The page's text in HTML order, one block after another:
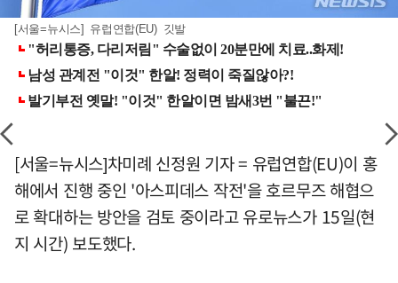
[서울=뉴시스] 유럽연합(EU) 깃발
[서울=뉴시스]차미례 신정원 기자 = 유럽연합(EU)이 홍
해에서 진행 중인 '아스피데스 작전'을 호르무즈 해협으
로 확대하는 방안을 검토 중이라고 유로뉴스가 15일(현
지 시간) 보도했다.